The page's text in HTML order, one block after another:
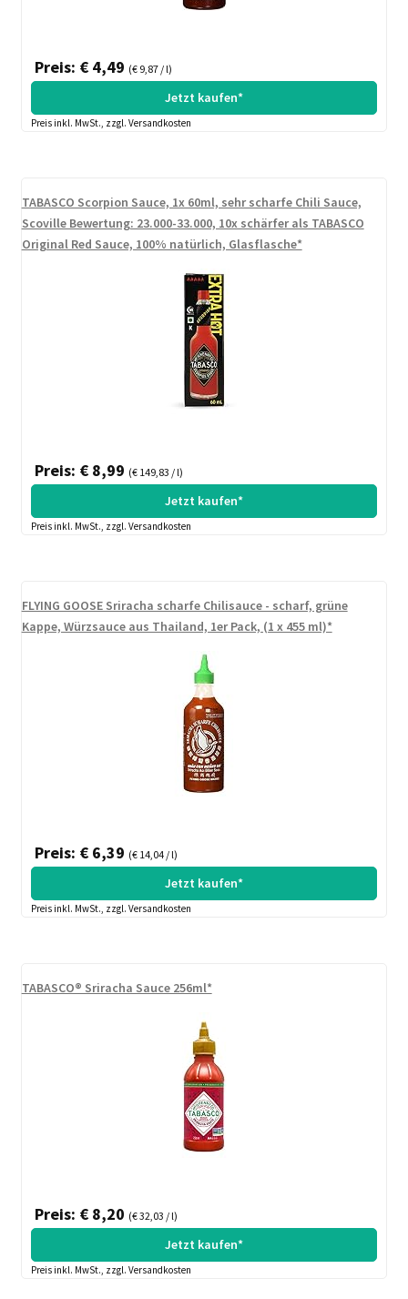
Preis: € 4,49 (€ 9,87 / l)
Jetzt kaufen*
Preis inkl. MwSt., zzgl. Versandkosten
TABASCO Scorpion Sauce, 1x 60ml, sehr scharfe Chili Sauce,
Scoville Bewertung: 23.000-33.000, 10x schärfer als TABASCO
Original Red Sauce, 100% natürlich, Glasflasche*
Preis: € 8,99 (€ 149,83 / l)
Jetzt kaufen*
Preis inkl. MwSt., zzgl. Versandkosten
FLYING GOOSE Sriracha scharfe Chilisauce - scharf, grüne
Kappe, Würzsauce aus Thailand, 1er Pack, (1 x 455 ml)*
Preis: € 6,39 (€ 14,04 / l)
Jetzt kaufen*
Preis inkl. MwSt., zzgl. Versandkosten
TABASCO® Sriracha Sauce 256ml*
Preis: € 8,20 (€ 32,03 / l)
Jetzt kaufen*
Preis inkl. MwSt., zzgl. Versandkosten